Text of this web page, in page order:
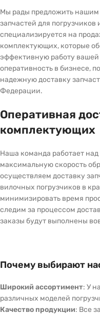
Мы рады предложить
запчастей для
специализируется на
комплектующих, которые
эффективную работу
оперативность в бизнесе,
надежную доставку
Федерации.
Оперативная
комплектующих
Наша команда работает
максимальную скорость
осуществляем доставку
вилочных погрузчиков в
минимизировать время
следим за процессом
заказы будут выполнены
Почему выбирают
Широкий ассортимент: У
различных моделей
Качество продукции: Все